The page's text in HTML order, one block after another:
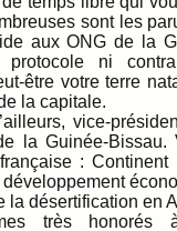
sont les
aux ONG de la
ni
être votre terre
la capitale.
vice-
la Guinée-Bissau.
:
la désertification en
très